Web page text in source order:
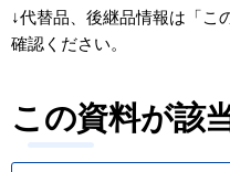
↓代替品、後継品情報は「こ
確認ください。
この資料が該